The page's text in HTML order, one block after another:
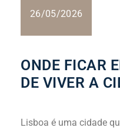
26/05/2026
ONDE FICAR
DE VIVER A
Lisboa é uma cidade